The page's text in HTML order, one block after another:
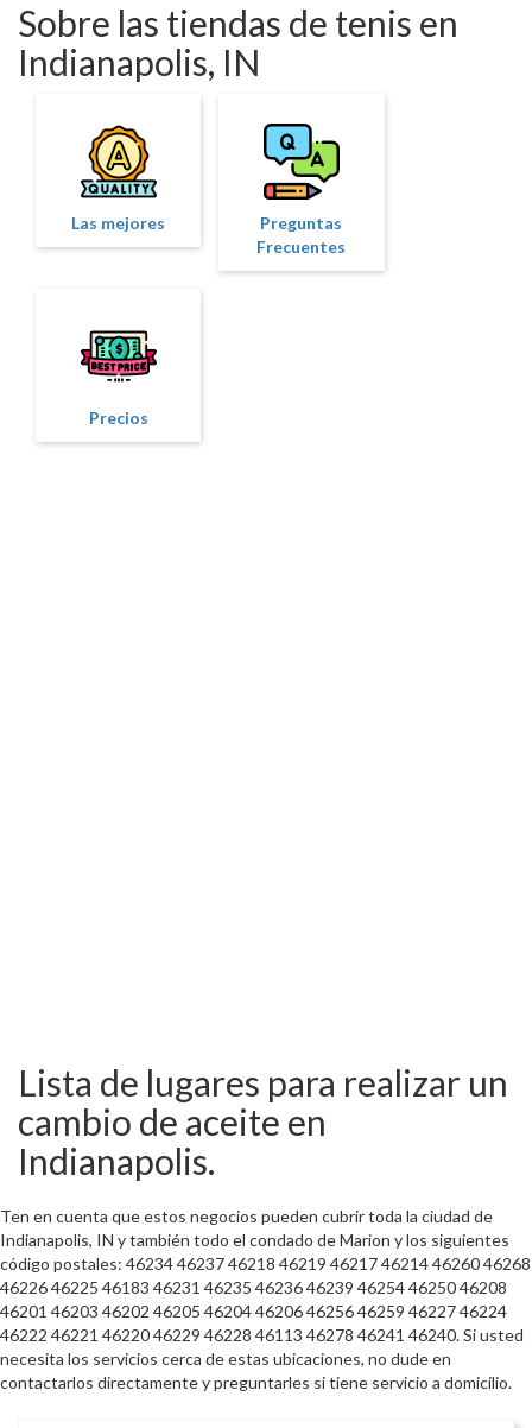
Sobre las tiendas de tenis en
Indianapolis, IN
Las mejores
Preguntas
Frecuentes
Precios
Lista de lugares para realizar un
cambio de aceite en
Indianapolis.
Ten en cuenta que estos negocios pueden cubrir toda la ciudad de
Indianapolis, IN y también todo el condado de Marion y los siguientes
código postales: 46234 46237 46218 46219 46217 46214 46260 46268
46226 46225 46183 46231 46235 46236 46239 46254 46250 46208
46201 46203 46202 46205 46204 46206 46256 46259 46227 46224
46222 46221 46220 46229 46228 46113 46278 46241 46240. Si usted
necesita los servicios cerca de estas ubicaciones, no dude en
contactarlos directamente y preguntarles si tiene servicio a domicilio.